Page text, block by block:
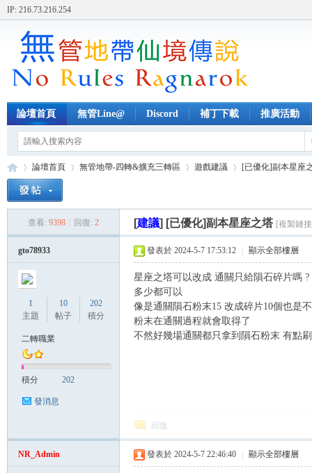
IP: 216.73.216.254
論壇首頁 無管Line@ Discord 補丁下載 推廣活動
論壇首頁 無管地帶-四轉&擴充三轉區
›
遊戲建議
›
[已優化]副本星座
查看: 9398 回復: 2 [建議] [已優化]副本星座之塔 [複製鏈
gto78933
1
主題
10
帖子
202
積分
二轉職業
積分 202
發消息
發表於 2024-5-7 17:53:12 顯示全部樓層
星座之塔可以改成 通關只給隕石碎片嗎 ?
多少都可以
像是通關隕石粉末15 改成碎片10個也是
粉末在通關過程就會取得了
不然好幾場通關都只拿到隕石粉末 有點
回復
NR_Admin 發表於 2024-5-7 22:46:40 顯示全部樓層